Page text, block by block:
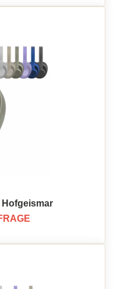
Hofgeismar